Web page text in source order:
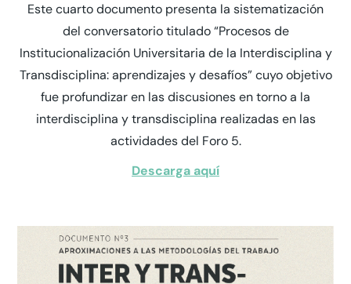
Este cuarto documento presenta la sistematización
del conversatorio titulado “Procesos de
Institucionalización Universitaria de la Interdisciplina y
Transdisciplina: aprendizajes y desafíos” cuyo objetivo
fue profundizar en las discusiones en torno a la
interdisciplina y transdisciplina realizadas en las
actividades del Foro 5.
Descarga aquí